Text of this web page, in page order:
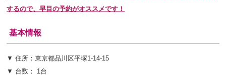
するので、早目の予約がオススメです！
基本情報
▼ 住所：東京都品川区平塚1-14-15
▼ 台数： 1台